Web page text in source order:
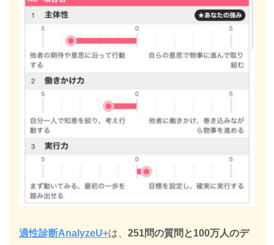
適性診断AnalyzeU+は、 251問の質問と100万人のデ